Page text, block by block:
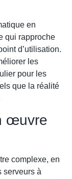
en
qui rapproche
d’utilisation.
les
pour les
que la réalité
œuvre
complexe, en
serveurs à